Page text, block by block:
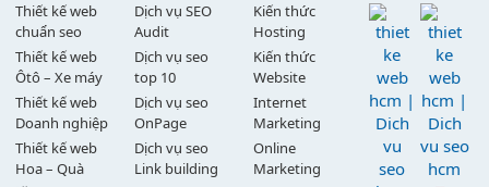
Thiết kế web
chuẩn seo
Thiết kế web
Ôtô – Xe máy
Thiết kế web
Doanh nghiệp
Thiết kế web
Hoa – Quà
Dịch vụ SEO
Audit
Dịch vụ seo
top 10
Dịch vụ seo
OnPage
Dịch vụ seo
Link building
Kiến thức
Hosting
Kiến thức
Website
Internet
Marketing
Online
Marketing